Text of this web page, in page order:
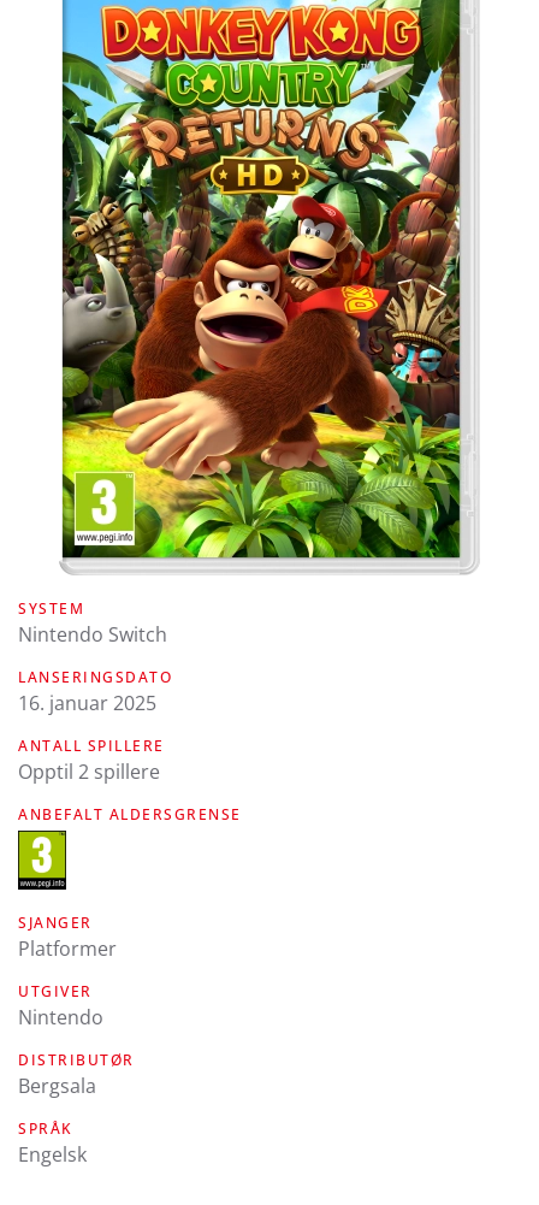
SYSTEM
Nintendo Switch
LANSERINGSDATO
16. januar 2025
ANTALL SPILLERE
Opptil 2 spillere
ANBEFALT ALDERSGRENSE
SJANGER
Platformer
UTGIVER
Nintendo
DISTRIBUTØR
Bergsala
SPRÅK
engelsk